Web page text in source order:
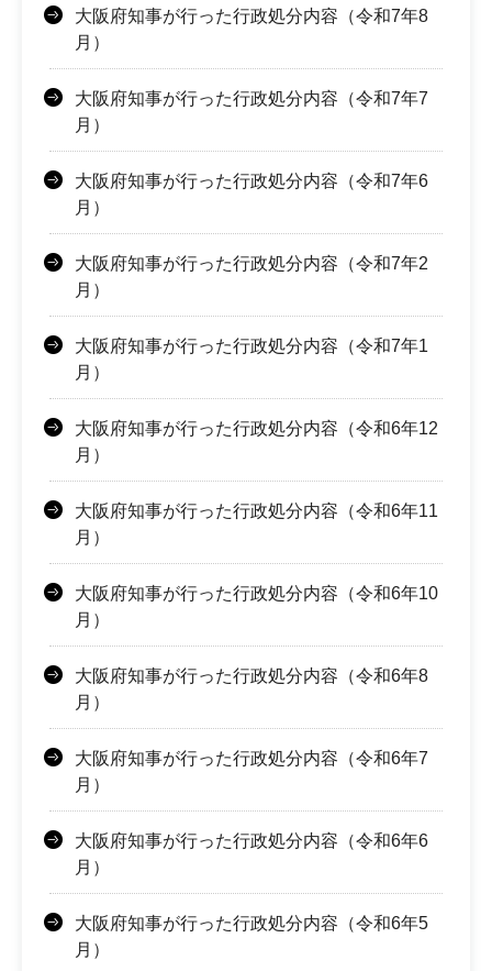
大阪府知事が行った行政処分内容（令和7年8
月）
大阪府知事が行った行政処分内容（令和7年7
月）
大阪府知事が行った行政処分内容（令和7年6
月）
大阪府知事が行った行政処分内容（令和7年2
月）
大阪府知事が行った行政処分内容（令和7年1
月）
大阪府知事が行った行政処分内容（令和6年12
月）
大阪府知事が行った行政処分内容（令和6年11
月）
大阪府知事が行った行政処分内容（令和6年10
月）
大阪府知事が行った行政処分内容（令和6年8
月）
大阪府知事が行った行政処分内容（令和6年7
月）
大阪府知事が行った行政処分内容（令和6年6
月）
大阪府知事が行った行政処分内容（令和6年5
月）